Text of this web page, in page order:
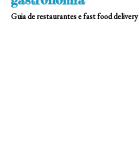
Guia de restaurantes e fast food delivery